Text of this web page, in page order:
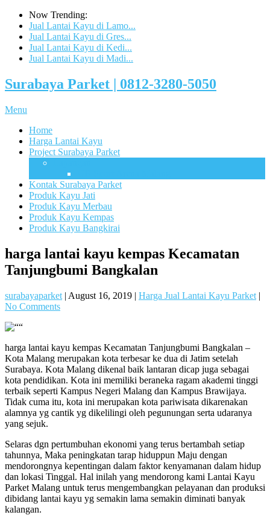
Now Trending:
Jual Lantai Kayu di Lamo...
Jual Lantai Kayu di Gres...
Jual Lantai Kayu di Kedi...
Jual Lantai Kayu di Madi...
Surabaya Parket | 0812-3280-5050
Menu
Home
Harga Lantai Kayu
Project Surabaya Parket
Kontak Surabaya Parket
Produk Kayu Jati
Produk Kayu Merbau
Produk Kayu Kempas
Produk Kayu Bangkirai
harga lantai kayu kempas Kecamatan
Tanjungbumi Bangkalan
surabayaparket | August 16, 2019 | Harga Jual Lantai Kayu Parket |
No Comments
harga lantai kayu kempas Kecamatan Tanjungbumi Bangkalan –
Kota Malang merupakan kota terbesar ke dua di Jatim setelah
Surabaya. Kota Malang dikenal baik lantaran dicap juga sebagai
kota pendidikan. Kota ini memiliki beraneka ragam akademi tinggi
terbaik seperti Kampus Negeri Malang dan Kampus Brawijaya.
Tidak cuma itu, kota ini merupakan kota pariwisata dikarenakan
alamnya yg cantik yg dikelilingi oleh pegunungan serta udaranya
yang sejuk.
Selaras dgn pertumbuhan ekonomi yang terus bertambah setiap
tahunnya, Maka peningkatan tarap hiduppun Maju dengan
mendorongnya kepentingan dalam faktor kenyamanan dalam hidup
dan lokasi Tinggal. Hal inilah yang mendorong kami Lantai Kayu
Parket Malang untuk terus mengembangkan pelayanan dan produksi
dibidang lantai kayu yg semakin lama semakin diminati banyak
kalangan.